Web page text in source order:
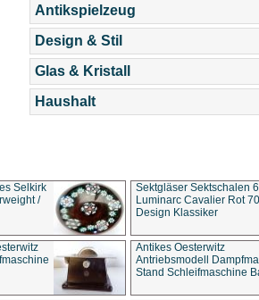
Antikspielzeug
Design & Stil
Glas & Kristall
Haushalt
Selkirk
/
Sektgläser Sektschalen
Luminarc Cavalier Rot
Design Klassiker
Antikes Oesterwitz
Antriebsmodell
Stand Schleifmaschine